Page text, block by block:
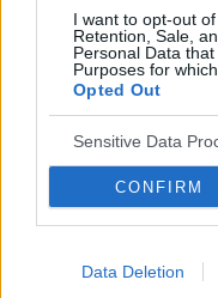
I want to opt-out
Retention, Sale,
Personal Data
Purposes for
Opted Out
Sensitive Data
CONFIRM
Data Deletion
Tematy
embolizacja
ropień gruczołu